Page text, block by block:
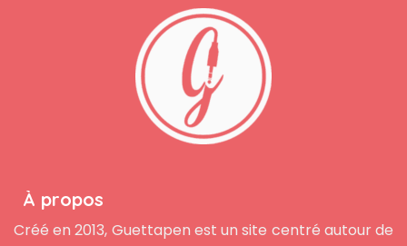
À propos
Créé en 2013, Guettapen est un site centré autour de